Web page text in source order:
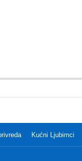
Kućni Ljubimci